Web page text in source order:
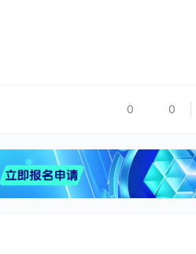
0 0